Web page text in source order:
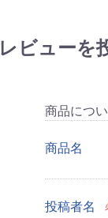
レビューを
商品につ
商品名
投稿者名